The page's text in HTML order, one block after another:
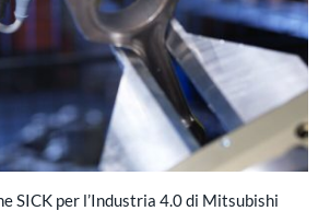
SICK per l’Industria 4.0 di Mitsubishi